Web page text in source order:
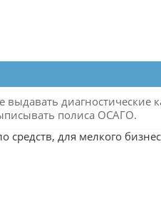
диагностические
полиса ОСАГО.
средств, для мелкого